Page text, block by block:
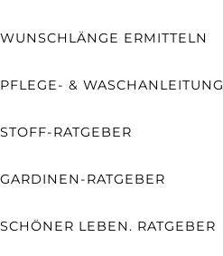
WUNSCHLÄNGE ERMITTELN
PFLEGE- & WASCHANLEITUNG
STOFF-RATGEBER
GARDINEN-RATGEBER
SCHÖNER LEBEN. RATGEBER